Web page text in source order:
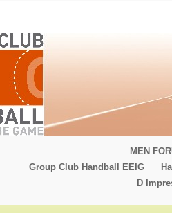
MEN
Group Club Handball EEIG
D